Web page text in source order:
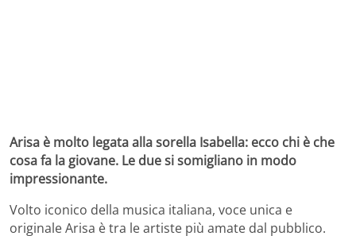
Arisa è molto legata alla sorella Isabella: ecco chi è che
cosa fa la giovane. Le due si somigliano in modo
impressionante.
Volto iconico della musica italiana, voce unica e
originale Arisa è tra le artiste più amate dal pubblico.